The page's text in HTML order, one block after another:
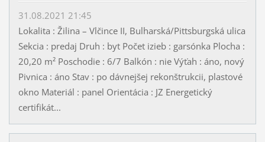
31.08.2021 21:45
Lokalita : Žilina – Vlčince II, Bulharská/Pittsburgská ulica
Sekcia : predaj Druh : byt Počet izieb : garsónka Plocha :
20,20 m² Poschodie : 6/7 Balkón : nie Výťah : áno, nový
Pivnica : áno Stav : po dávnejšej rekonštrukcii, plastové
okno Materiál : panel Orientácia : JZ Energetický
certifikát...